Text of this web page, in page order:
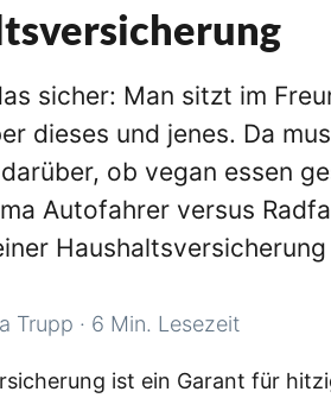
sicher: Man sitzt im
dieses und jenes. Da
ob vegan essen
Autofahrer versus
Trupp · 6 Min. Lesezeit
ist ein Garant für